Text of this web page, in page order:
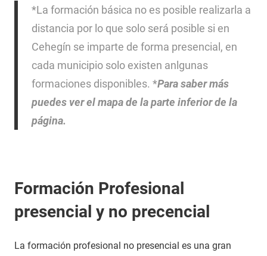
*La formación básica no es posible realizarla a
distancia por lo que solo será posible si en
Cehegín se imparte de forma presencial, en
cada municipio solo existen anlgunas
formaciones disponibles. *Para saber más
puedes ver el mapa de la parte inferior de la
página.
Formación Profesional
presencial y no precencial
La formación profesional no presencial es una gran